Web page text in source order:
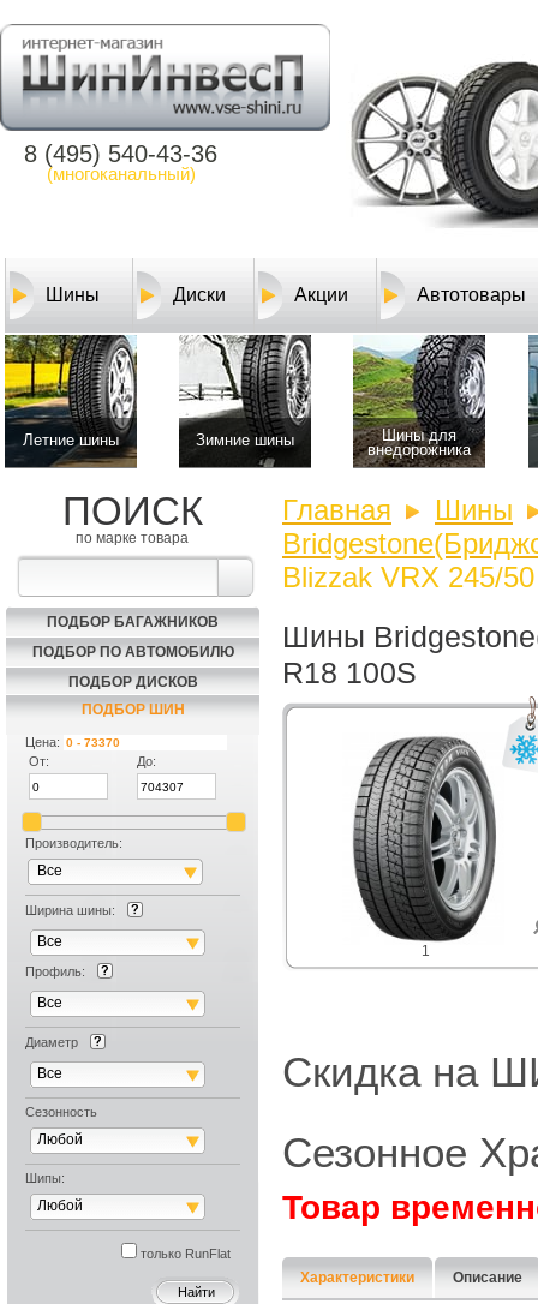
8 (495) 540-43-36
(многоканальный)
Шины Диски Акции Автотовары
Летние шины Зимние шины
Шины для
внедорожника
ПОИСК
по марке товара
ПОДБОР БАГАЖНИКОВ
ПОДБОР ПО АВТОМОБИЛЮ
ПОДБОР ДИСКОВ
ПОДБОР ШИН
Цена:
От:
До:
Производитель:
Все
Ширина шины:
Все
Профиль:
Все
Диаметр
Все
Сезонность
Любой
Шипы:
Любой
только RunFlat
Главная
Шины
Blizzak VRX 245/
Шины
R18 100S
1
Скидка на
Сезонное
Товар
Характеристики Описание